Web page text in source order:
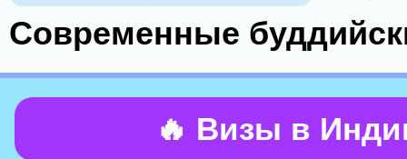
Современные
🔥 Визы в